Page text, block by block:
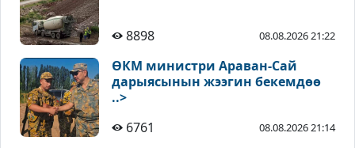
8898 08.08.2026 21:22
ӨКМ министри Араван-Сай
дарыясынын жээгин бекемдөө
..>
6761
08.08.2026 21:14